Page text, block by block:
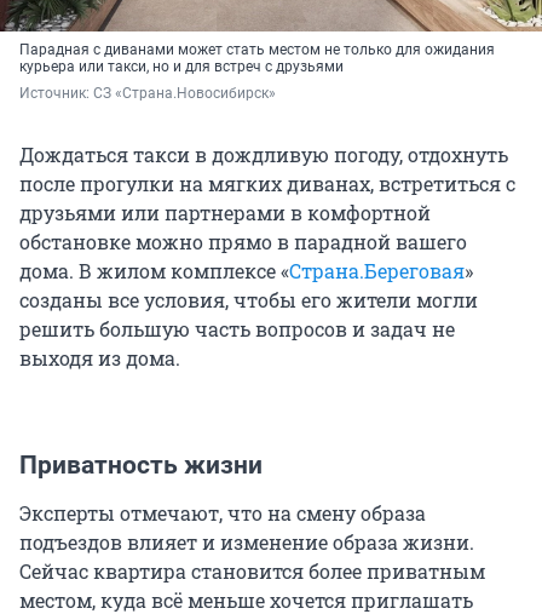
Парадная с диванами может стать местом не только для ожидания
курьера или такси, но и для встреч с друзьями
Источник: СЗ «Страна.Новосибирск»
Дождаться такси в дождливую погоду, отдохнуть
после прогулки на мягких диванах, встретиться с
друзьями или партнерами в комфортной
обстановке можно прямо в парадной вашего
дома. В жилом комплексе «Страна.Береговая»
созданы все условия, чтобы его жители могли
решить большую часть вопросов и задач не
выходя из дома.
Приватность жизни
Эксперты отмечают, что на смену образа
подъездов влияет и изменение образа жизни.
Сейчас квартира становится более приватным
местом, куда всё меньше хочется приглашать